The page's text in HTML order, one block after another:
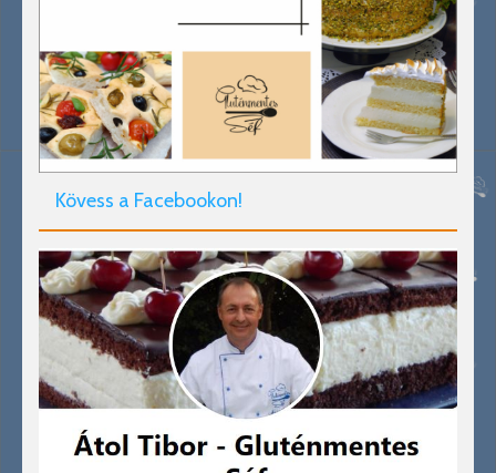
Kövess a Facebookon!